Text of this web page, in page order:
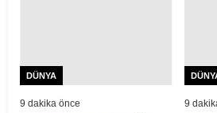
DÜNYA
9 dakika önce 9